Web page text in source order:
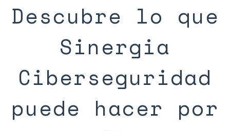
Descubre lo que
Sinergia
Ciberseguridad
puede hacer por